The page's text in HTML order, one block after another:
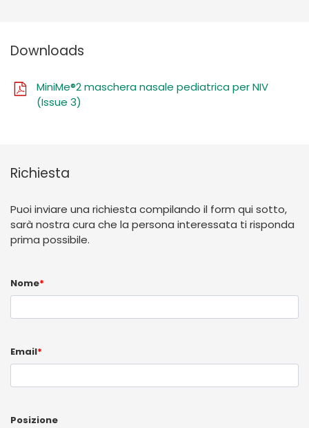
Downloads
MiniMe®2 maschera nasale pediatrica per NIV
(Issue 3)
Richiesta
Puoi inviare una richiesta compilando il form qui sotto,
sarà nostra cura che la persona interessata ti risponda
prima possibile.
Nome*
Email*
Posizione